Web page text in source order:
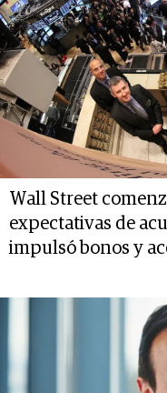
Wall Street
expectativas de
impulsó bonos y